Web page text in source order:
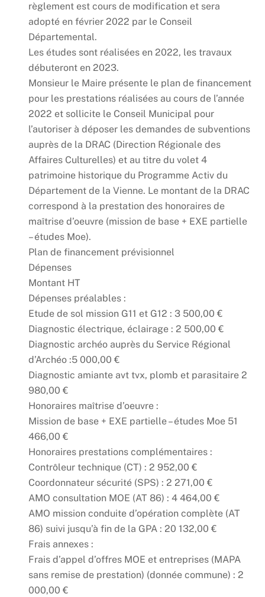
règlement est cours de modification et sera
adopté en février 2022 par le Conseil
Départemental.
Les études sont réalisées en 2022, les travaux
débuteront en 2023.
Monsieur le Maire présente le plan de financement
pour les prestations réalisées au cours de l’année
2022 et sollicite le Conseil Municipal pour
l’autoriser à déposer les demandes de subventions
auprès de la DRAC (Direction Régionale des
Affaires Culturelles) et au titre du volet 4
patrimoine historique du Programme Activ du
Département de la Vienne. Le montant de la DRAC
correspond à la prestation des honoraires de
maîtrise d’oeuvre (mission de base + EXE partielle
– études Moe).
Plan de financement prévisionnel
Dépenses
Montant HT
Dépenses préalables :
Etude de sol mission G11 et G12 : 3 500,00 €
Diagnostic électrique, éclairage : 2 500,00 €
Diagnostic archéo auprès du Service Régional
d’Archéo :5 000,00 €
Diagnostic amiante avt tvx, plomb et parasitaire 2
980,00 €
Honoraires maîtrise d’oeuvre :
Mission de base + EXE partielle – études Moe 51
466,00 €
Honoraires prestations complémentaires :
Contrôleur technique (CT) : 2 952,00 €
Coordonnateur sécurité (SPS) : 2 271,00 €
AMO consultation MOE (AT 86) : 4 464,00 €
AMO mission conduite d’opération complète (AT
86) suivi jusqu’à fin de la GPA : 20 132,00 €
Frais annexes :
Frais d’appel d’offres MOE et entreprises (MAPA
sans remise de prestation) (donnée commune) : 2
000,00 €